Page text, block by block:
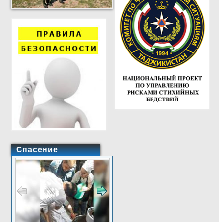
Спасение